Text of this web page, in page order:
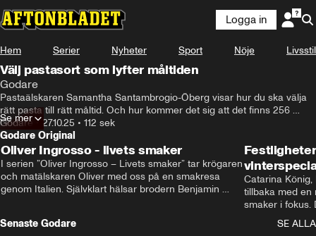
Logga in
Hem Serier Nyheter Sport Nöje Livsstil
Välj pastasort som lyfter måltiden
Godare
Pastaälskaren Samantha Santambrogio-Öberg visar hur du ska välja
rätt pasta till rätt måltid. Och hur kommer det sig att det finns 256
pastasorter.
Godare • 27.10.25 • 112 sek
Se mer
Godare Original
Oliver Ingrosso - livets smaker
I serien ”Oliver Ingrosso – Livets smaker” tar krögaren
och matälskaren Oliver med oss på en smakresa
genom Italien. Självklart hälsar brodern Benjamin
Catarina
tillbaka med en
smaker i fokus.
julfavoriter
Senaste Godare
SE ALLA